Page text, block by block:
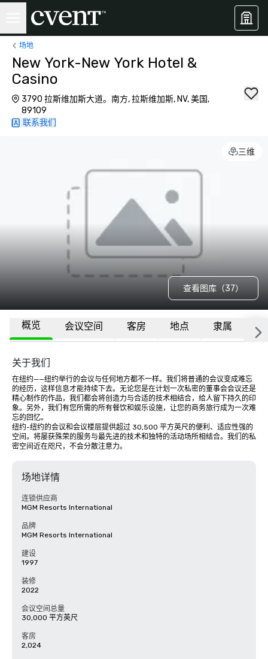
场地
New York-New York Hotel &
Casino
3790 拉斯维加斯大道。南方, 拉斯维加斯, NV, 美国,
89109
联系我们
三维
查看图库（37）
概览 会议空间 客房 地点 隶属 更
关于我们
在纽约——纽约举行的会议与任何地方都不一样。我们将普通的会议变成难忘
的经历，这样信息才能持续下去。无论您是在计划一次私密的董事会会议还是
精心制作的作品，我们都会将创造力与合适的技术相结合，给人留下持久的印
象。另外，我们有您所需的所有餐饮和娱乐设施，让您的商务旅行成为一次难
忘的回忆。
纽约-纽约的会议和会议楼层提供超过 30,500 平方英尺的便利、适应性强的
空间。将屡获殊荣的服务与最先进的技术和独特的活动场所相结合。我们的私
密空间近在咫尺，不会分散注意力。
场地详情
连锁供应商
MGM Resorts International
品牌
MGM Resorts International
建设
1997
装修
2022
会议空间总量
30,000 平方英尺
客房
2,024